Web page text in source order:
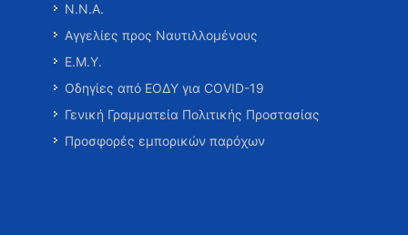
Ν.Ν.Α.
Αγγελίες προς Ναυτιλλομένους
Ε.Μ.Υ.
Οδηγίες από ΕΟΔΥ για COVID-19
Γενική Γραμματεία Πολιτικής Προστασίας
Προσφορές εμπορικών παρόχων